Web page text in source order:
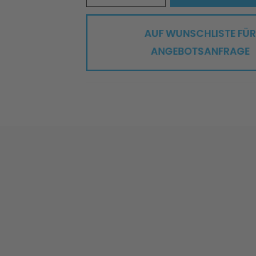
AUF WUNSCHLISTE FÜR
ANGEBOTSANFRAGE